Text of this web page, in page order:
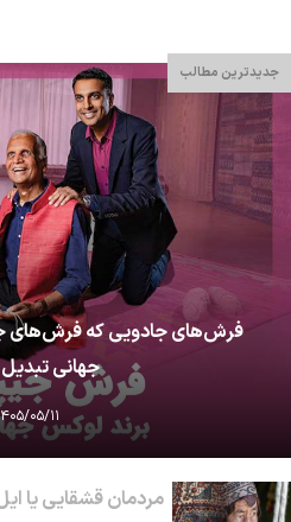
جدیدترین مطالب
فرش‌های جادویی که فرش‌های
جهانی
۱۴۰۵/۰۵/
مردمان قشقایی یا